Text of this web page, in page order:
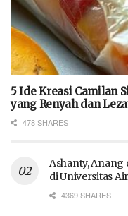
5 Ide Kreasi Camilan
yang Renyah dan
478 SHARES
Ashanty, Anang
di Universitas
4369 SHARES